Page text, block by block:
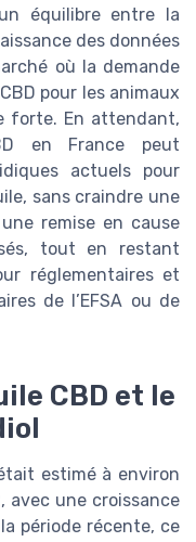
équilibre entre la
des données
où la demande
pour les animaux
forte. En attendant,
en France peut
actuels pour
sans craindre une
remise en cause
tout en restant
réglementaires et
de l’EFSA ou de
CBD et le
estimé à environ
avec une croissance
période récente, ce